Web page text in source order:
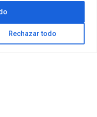
Rechazar todo